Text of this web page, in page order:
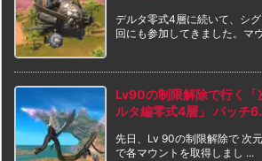
デルタ零式4層に続いて、シ
回にも参加してきました。マ
Lv90の制限解除で行く
ルタ編零式4層」 パッチ
先日、Lv 90の制限解除で 次
で各マウントを取得しまし ...